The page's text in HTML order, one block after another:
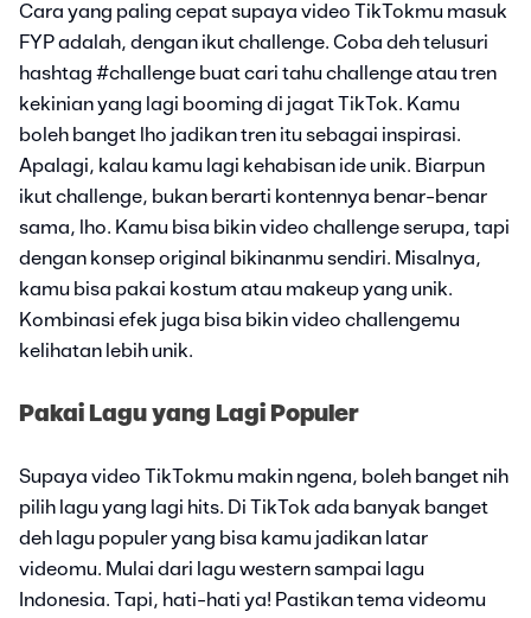
Cara yang paling cepat supaya video TikTokmu masuk
FYP adalah, dengan ikut challenge. Coba deh telusuri
hashtag #challenge buat cari tahu challenge atau tren
kekinian yang lagi booming di jagat TikTok. Kamu
boleh banget lho jadikan tren itu sebagai inspirasi.
Apalagi, kalau kamu lagi kehabisan ide unik. Biarpun
ikut challenge, bukan berarti kontennya benar-benar
sama, lho. Kamu bisa bikin video challenge serupa, tapi
dengan konsep original bikinanmu sendiri. Misalnya,
kamu bisa pakai kostum atau makeup yang unik.
Kombinasi efek juga bisa bikin video challengemu
kelihatan lebih unik.
Pakai Lagu yang Lagi Populer
Supaya video TikTokmu makin ngena, boleh banget nih
pilih lagu yang lagi hits. Di TikTok ada banyak banget
deh lagu populer yang bisa kamu jadikan latar
videomu. Mulai dari lagu western sampai lagu
Indonesia. Tapi, hati-hati ya! Pastikan tema videomu